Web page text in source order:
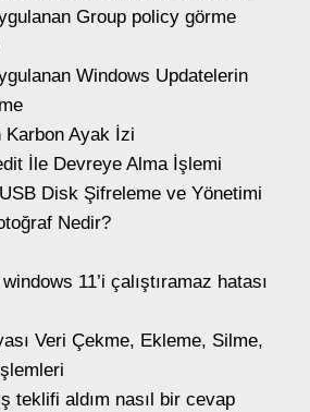
Group policy görme
Windows Updatelerin
Karbon Ayak İzi
İle Devreye Alma İşlemi
Disk Şifreleme ve Yönetimi
Nedir?
11’i çalıştıramaz hatası
Veri Çekme, Ekleme, Silme,
teklifi aldım nasıl bir cevap